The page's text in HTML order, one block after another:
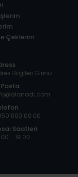
Çeklerim
Bilgileri Giriniz
000 00 00
Saatleri
- 19:00